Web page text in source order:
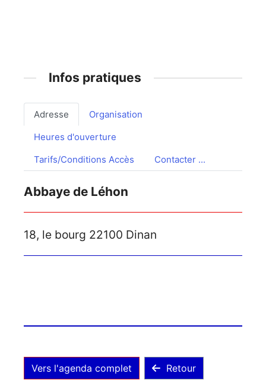
Infos pratiques
Adresse
Organisation
Heures d'ouverture
Tarifs/Conditions Accès
Contacter ...
Abbaye de Léhon
18, le bourg 22100 Dinan
Vers l'agenda complet Retour